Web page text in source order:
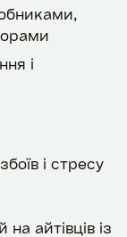
і
і стресу
айтівців із